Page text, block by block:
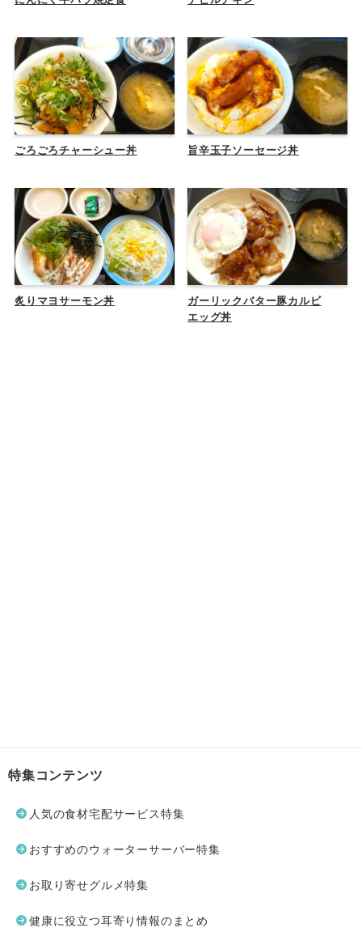
ごろごろチャーシュー丼 旨辛玉子ソーセージ丼
炙りマヨサーモン丼
ガーリックバター豚カルビ
エッグ丼
特集コンテンツ
人気の食材宅配サービス特集
おすすめのウォーターサーバー特集
お取り寄せグルメ特集
健康に役立つ耳寄り情報のまとめ